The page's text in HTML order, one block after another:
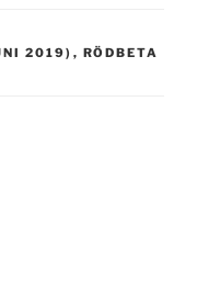
2019) , RÖDBETA